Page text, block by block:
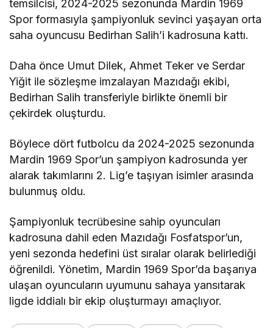
temsilcisi, 2024-2025 sezonunda Mardin 1969
Spor formasıyla şampiyonluk sevinci yaşayan orta
saha oyuncusu Bedirhan Salih’i kadrosuna kattı.
Daha önce Umut Dilek, Ahmet Teker ve Serdar
Yiğit ile sözleşme imzalayan Mazıdağı ekibi,
Bedirhan Salih transferiyle birlikte önemli bir
çekirdek oluşturdu.
Böylece dört futbolcu da 2024-2025 sezonunda
Mardin 1969 Spor’un şampiyon kadrosunda yer
alarak takımlarını 2. Lig’e taşıyan isimler arasında
bulunmuş oldu.
Şampiyonluk tecrübesine sahip oyuncuları
kadrosuna dahil eden Mazıdağı Fosfatspor’un,
yeni sezonda hedefini üst sıralar olarak belirlediği
öğrenildi. Yönetim, Mardin 1969 Spor’da başarıya
ulaşan oyuncuların uyumunu sahaya yansıtarak
ligde iddialı bir ekip oluşturmayı amaçlıyor.